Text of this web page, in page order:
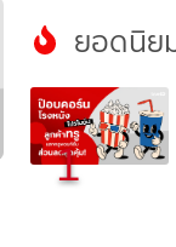
ยอดนิย
1